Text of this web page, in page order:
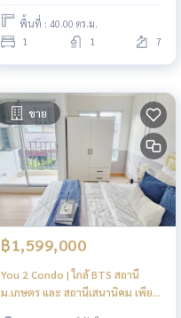
พื้นที่ : 40.00 ตร.ม.
1 1 7
ขาย
฿1,599,000
You 2 Condo | ใกล้ BTS สถานี
ม.เกษตร และ สถานีเสนานิคม เพียง